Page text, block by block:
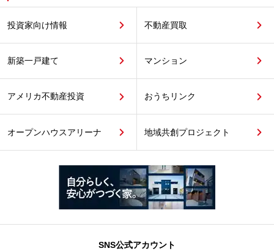
投資家向け情報 不動産買取
新築一戸建て マンション
アメリカ不動産投資 おうちリンク
オープンハウスアリーナ 地域共創プロジェクト
SNS公式アカウント